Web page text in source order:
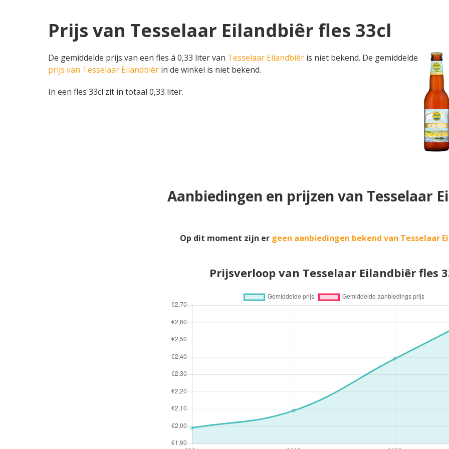
Prijs van Tesselaar Eilandbiêr fles 33cl
De gemiddelde prijs van een fles á 0,33 liter van Tesselaar Eilandbiêr is niet bekend. De gemiddelde
prijs van Tesselaar Eilandbiêr in de winkel is niet bekend.
In een fles 33cl zit in totaal 0,33 liter.
Aanbiedingen en prijzen van Tesselaar
Op dit moment zijn er geen aanbiedingen bekend van Tesselaar
Prijsverloop van Tesselaar Eilandbiêr fles